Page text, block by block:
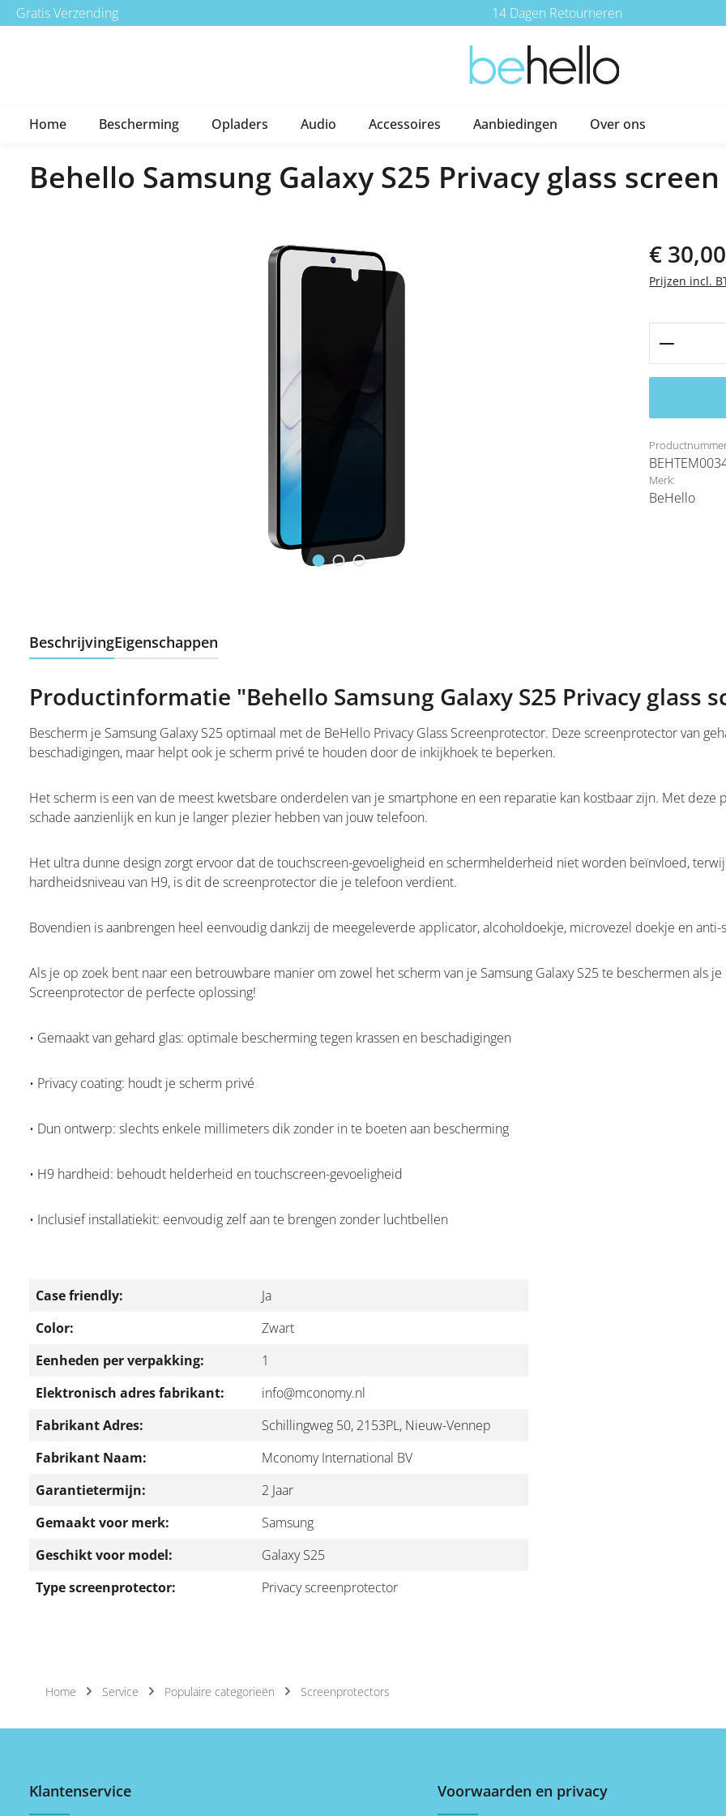
naar de hoofdinhoud
Ga naar de hoofdnavigatie
Gratis Verzending 14 Dagen Retourneren
Home Bescherming Opladers Audio Accessoires Aanbiedingen Over ons
Behello Samsung Galaxy S25 Privacy glass
Normale prijs:
€ 30,00
Prijzen incl.
Merk:
BeHello
BeschrijvingEigenschappen
Productinformatie "Behello Samsung Galaxy S25 Privacy glass
Bescherm je Samsung Galaxy S25 optimaal met de BeHello Privacy Glass Screenprotector. Deze screenprotector van
beschadigingen, maar helpt ook je scherm privé te houden door de inkijkhoek te beperken.
Het scherm is een van de meest kwetsbare onderdelen van je smartphone en een reparatie kan kostbaar zijn. Met
schade aanzienlijk en kun je langer plezier hebben van jouw telefoon.
Het ultra dunne design zorgt ervoor dat de touchscreen-gevoeligheid en schermhelderheid niet worden beïnvloed,
hardheidsniveau van H9, is dit de screenprotector die je telefoon verdient.
Bovendien is aanbrengen heel eenvoudig dankzij de meegeleverde applicator, alcoholdoekje, microvezel doekje en anti-
Als je op zoek bent naar een betrouwbare manier om zowel het scherm van je Samsung Galaxy S25 te beschermen als
Screenprotector de perfecte oplossing!
• Gemaakt van gehard glas: optimale bescherming tegen krassen en beschadigingen
• Privacy coating: houdt je scherm privé
• Dun ontwerp: slechts enkele millimeters dik zonder in te boeten aan bescherming
• H9 hardheid: behoudt helderheid en touchscreen-gevoeligheid
• Inclusief installatiekit: eenvoudig zelf aan te brengen zonder luchtbellen
Case friendly:
Ja
Color:
Zwart
Eenheden per verpakking:
1
Elektronisch adres fabrikant:
info@mconomy.nl
Fabrikant Adres:
Schillingweg 50, 2153PL, Nieuw-Vennep
Fabrikant Naam:
Mconomy International BV
Garantietermijn:
2 Jaar
Gemaakt voor merk:
Samsung
Geschikt voor model:
Galaxy S25
Type screenprotector:
Privacy screenprotector
Home Service Populaire categorieën Screenprotectors
Klantenservice Voorwaarden en privacy